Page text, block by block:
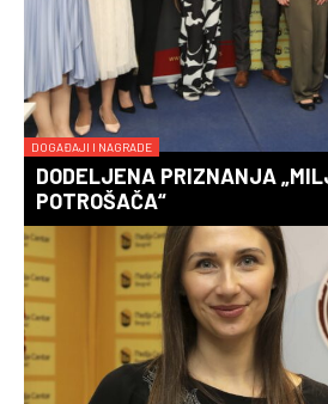
DOGAĐAJI I NAGRADE
DODELJENA PRIZNANJA
POTROŠAČA“